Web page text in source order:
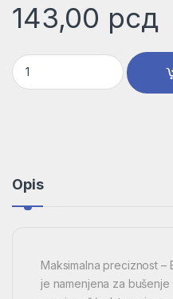
143,00 рсд
Burgija za metal HSS-G,
Opis
Maksimalna preciznost –
je namenjena za bušenje